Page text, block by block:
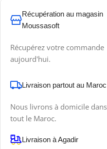
Récupération au magasin
Moussasoft
Récupérez votre commande
aujourd'hui.
Livraison partout au Maroc
Nous livrons à domicile dans
tout le Maroc.
Livraison à Agadir